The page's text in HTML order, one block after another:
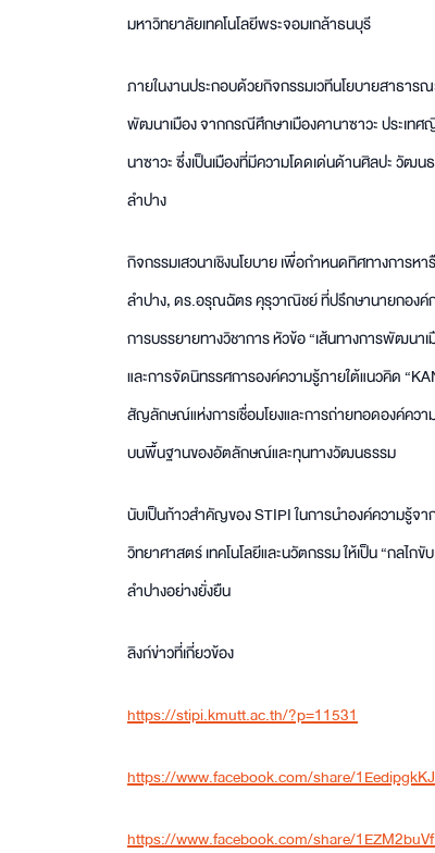
มหาวิทยาลัยเทคโนโลยีพระจอมเกล้าธนบุรี
ภายในงานประกอบด้วยกิจกรรมเวทีนโยบายสาธาร
พัฒนาเมือง จากกรณีศึกษาเมืองคานาซาวะ ประเทศ
นาซาวะ ซึ่งเป็นเมืองที่มีความโดดเด่นด้านศิลปะ วั
ลำปาง
กิจกรรมเสวนาเชิงนโยบาย เพื่อกำหนดทิศทางการ
ลำปาง, ดร.อรุณฉัตร คุรุวาณิชย์ ที่ปรึกษานายกองค์
การบรรยายทางวิชาการ หัวข้อ “เส้นทางการพัฒน
และการจัดนิทรรศการองค์ความรู้ภายใต้แนวคิด
สัญลักษณ์แห่งการเชื่อมโยงและการถ่ายทอดองค์ควา
บนพื้นฐานของอัตลักษณ์และทุนทางวัฒนธรรม
นับเป็นก้าวสำคัญของ STIPI ในการนำองค์ความรู้จ
วิทยาศาสตร์ เทคโนโลยีและนวัตกรรม ให้เป็น “กลไ
ลำปางอย่างยั่งยืน
ลิงก์ข่าวที่เกี่ยวข้อง
https://stipi.kmutt.ac.th/?p=11531
https://www.facebook.com/share/
https://www.facebook.com/share/